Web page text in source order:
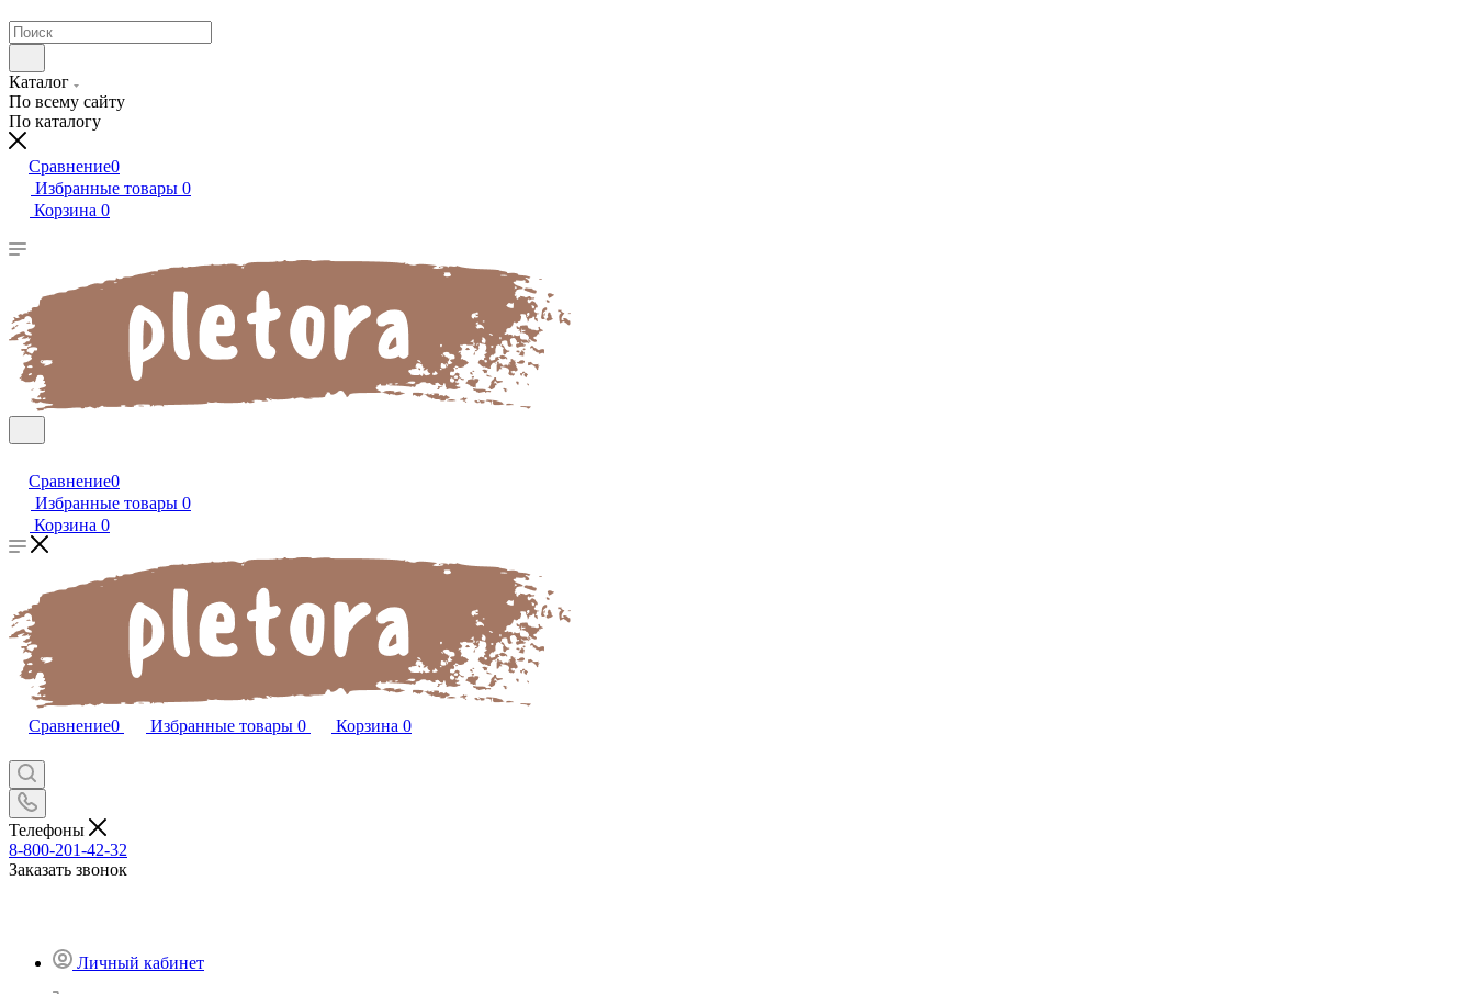
Каталог
По всему сайту
По каталогу
Сравнение0
Избранные товары 0
Корзина 0
Сравнение0
Избранные товары 0
Корзина 0
Сравнение0 Избранные товары 0 Корзина 0
Телефоны
8-800-201-42-32
Заказать звонок
Личный кабинет